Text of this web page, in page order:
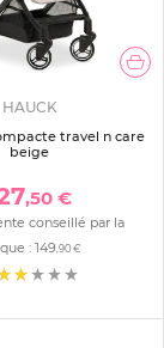
HAUCK
travel n care
beige
,50 €
conseillé par la
: 149 ,90 €